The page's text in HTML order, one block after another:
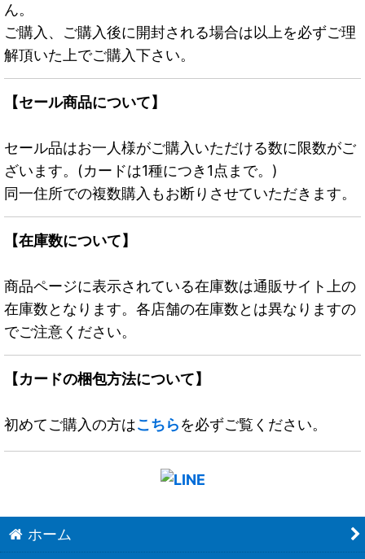
ん。
ご購入、ご購入後に開封される場合は以上を必ずご理
解頂いた上でご購入下さい。
【セール商品について】
セール品はお一人様がご購入いただける数に限数がご
ざいます。(カードは1種につき1点まで。)
同一住所での複数購入もお断りさせていただきます。
【在庫数について】
商品ページに表示されている在庫数は通販サイト上の
在庫数となります。各店舗の在庫数とは異なりますの
でご注意ください。
【カードの梱包方法について】
初めてご購入の方はこちらを必ずご覧ください。
ホーム